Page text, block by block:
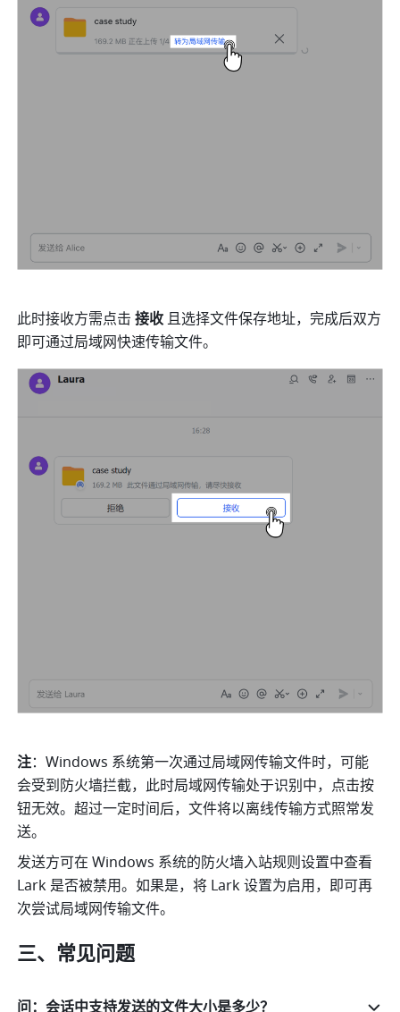
此时接收方需点击 接收 且选择文件保存地址，完成后双方
即可通过局域网快速传输文件。
注：Windows 系统第一次通过局域网传输文件时，可能
会受到防火墙拦截，此时局域网传输处于识别中，点击按
钮无效。超过一定时间后，文件将以离线传输方式照常发
送。
发送方可在 Windows 系统的防火墙入站规则设置中查看
Lark 是否被禁用。如果是，将 Lark 设置为启用，即可再
次尝试局域网传输文件。
三、常见问题
问：会话中支持发送的文件大小是多少？